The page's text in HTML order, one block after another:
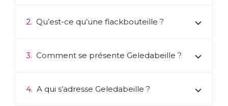
2. Qu’est-ce qu’une flackbouteille ?
3. Comment se présente Geledabeille ?
4. A qui s’adresse Geledabeille ?